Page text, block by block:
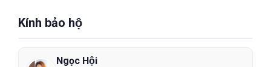
Kính bảo hộ
Ngọc Hội